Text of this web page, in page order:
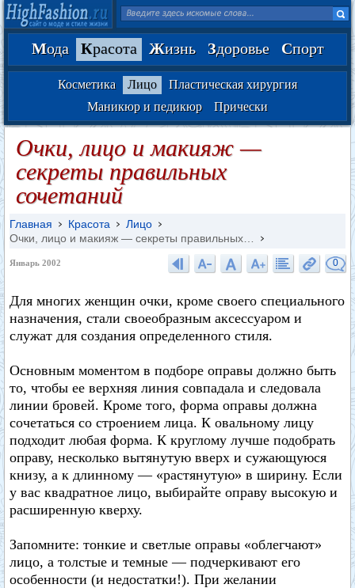
Мода Красота Жизнь Здоровье Спорт
Косметика Лицо
Пластическая хирургия
Маникюр и педикюр
Прически
Очки, лицо и макияж —
секреты правильных
сочетаний
Главная Красота
Лицо
Очки, лицо и макияж — секреты правильных…
Январь 2002 0
Для многих женщин очки, кроме своего специального
назначения, стали своеобразным аксессуаром и
служат для создания определенного стиля.
Основным моментом в подборе оправы должно быть
то, чтобы ее верхняя линия совпадала и следовала
линии бровей. Кроме того, форма оправы должна
сочетаться со строением лица. К овальному лицу
подходит любая форма. К круглому лучше подобрать
оправу, несколько вытянутую вверх и сужающуюся
книзу, а к длинному — «растянутую» в ширину. Если
у вас квадратное лицо, выбирайте оправу высокую и
расширенную кверху.
Запомните: тонкие и светлые оправы «облегчают»
лицо, а толстые и темные — подчеркивают его
особенности (и недостатки!). При желании